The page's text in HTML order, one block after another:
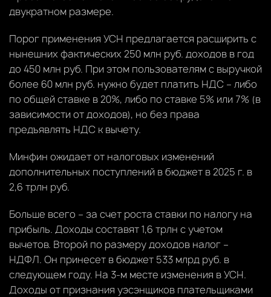
двукратном размере.
Порог применения УСН предлагается расширить с
нынешних фактических 250 млн руб. доходов в год
до 450 млн руб. При этом пользователям с выручкой
более 60 млн руб. нужно будет платить НДС – либо
по общей ставке в 20%, либо по ставке 5% или 7% (в
зависимости от доходов), но без права
предъявлять НДС к вычету.
Минфин ожидает от налоговых изменений
дополнительных поступлений в бюджет в 2025 г. в
2,6 трлн руб.
Больше всего – за счет роста ставки по налогу на
прибыль. Доходы составят 1,6 трлн с учетом
вычетов. Второй по размеру доходов налог –
НДФЛ. Он принесет в бюджет 533 млрд руб. в
следующем году. На 3-м месте изменения в УСН.
Доходы от признания уэсэнщиков плательщиками